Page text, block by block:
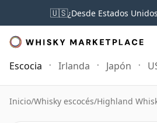
🇺🇸¿Desde Estados
Escocia Irlanda Japón
Inicio/Whisky escocés/Highland